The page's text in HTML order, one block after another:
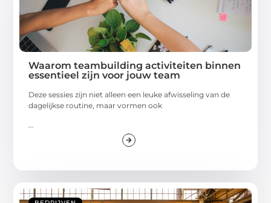
Waarom teambuilding activiteiten binnen
essentieel zijn voor jouw team
Deze sessies zijn niet alleen een leuke afwisseling van de
dagelijkse routine, maar vormen ook
...